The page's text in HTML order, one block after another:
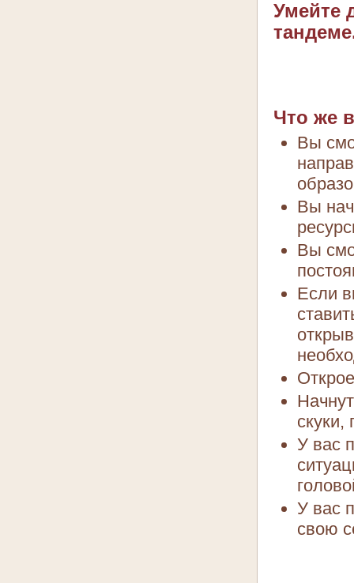
Умейте
Что же
Вы
Вы
Вы
Если
скуки,
У вас
У вас
свою